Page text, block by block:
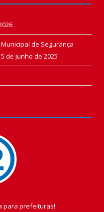
de Segurança
5 de junho de 2025
para prefeituras!